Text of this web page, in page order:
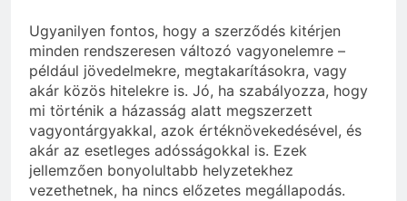
Ugyanilyen fontos, hogy a szerződés kitérjen
minden rendszeresen változó vagyonelemre –
például jövedelmekre, megtakarításokra, vagy
akár közös hitelekre is. Jó, ha szabályozza, hogy
mi történik a házasság alatt megszerzett
vagyontárgyakkal, azok értéknövekedésével, és
akár az esetleges adósságokkal is. Ezek
jellemzően bonyolultabb helyzetekhez
vezethetnek, ha nincs előzetes megállapodás.